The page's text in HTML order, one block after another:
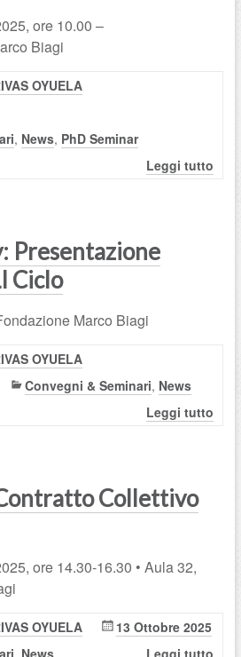
ore 10.00 –
Biagi
OYUELA
, News, PhD Seminar
Leggi tutto
Presentazione
Ciclo
Marco Biagi
OYUELA
Convegni & Seminari, News
Leggi tutto
Collettivo
ore 14.30-16.30 • Aula 32,
OYUELA
13 Ottobre 2025
News Leggi tutto